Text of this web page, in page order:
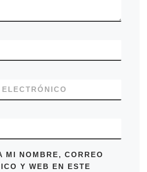
MI NOMBRE, CORREO
Y WEB EN ESTE